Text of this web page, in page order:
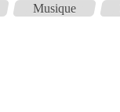
Musique